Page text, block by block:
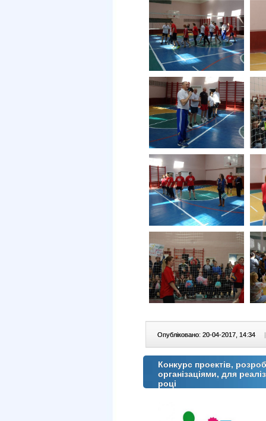
Опубліковано: 20-04-2017, 14:34 |
Конкурс проектів,
організаціями, для
році